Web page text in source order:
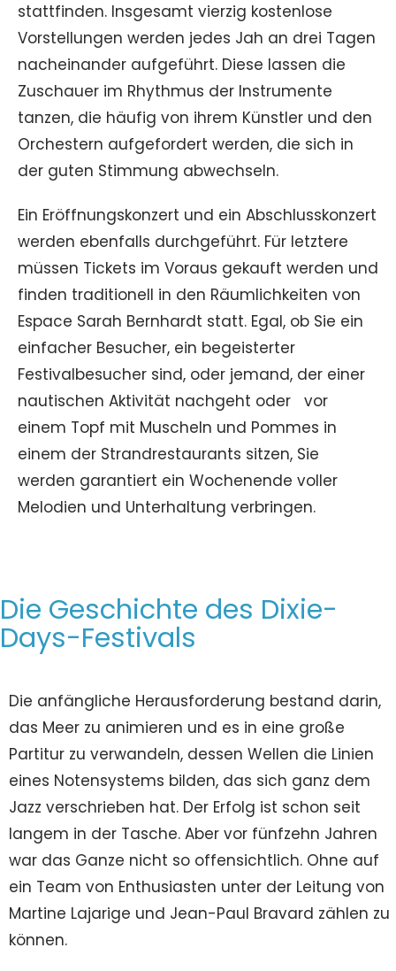
stattfinden. Insgesamt vierzig kostenlose
Vorstellungen werden jedes Jah an drei Tagen
nacheinander aufgeführt. Diese lassen die
Zuschauer im Rhythmus der Instrumente
tanzen, die häufig von ihrem Künstler und den
Orchestern aufgefordert werden, die sich in
der guten Stimmung abwechseln.
Ein Eröffnungskonzert und ein Abschlusskonzert
werden ebenfalls durchgeführt. Für letztere
müssen Tickets im Voraus gekauft werden und
finden traditionell in den Räumlichkeiten von
Espace Sarah Bernhardt statt. Egal, ob Sie ein
einfacher Besucher, ein begeisterter
Festivalbesucher sind, oder jemand, der einer
nautischen Aktivität nachgeht oder vor
einem Topf mit Muscheln und Pommes in
einem der Strandrestaurants sitzen, Sie
werden garantiert ein Wochenende voller
Melodien und Unterhaltung verbringen.
Die Geschichte des Dixie-
Days-Festivals
Die anfängliche Herausforderung bestand darin,
das Meer zu animieren und es in eine große
Partitur zu verwandeln, dessen Wellen die Linien
eines Notensystems bilden, das sich ganz dem
Jazz verschrieben hat. Der Erfolg ist schon seit
langem in der Tasche. Aber vor fünfzehn Jahren
war das Ganze nicht so offensichtlich. Ohne auf
ein Team von Enthusiasten unter der Leitung von
Martine Lajarige und Jean-Paul Bravard zählen zu
können.